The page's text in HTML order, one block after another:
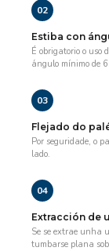
02
Estiba con
É obrigatorio o uso
ángulo mínimo de
03
Flejado do
Por seguridade, o
lado.
04
Extracción de
Se se extrae unha
tumbarse plana